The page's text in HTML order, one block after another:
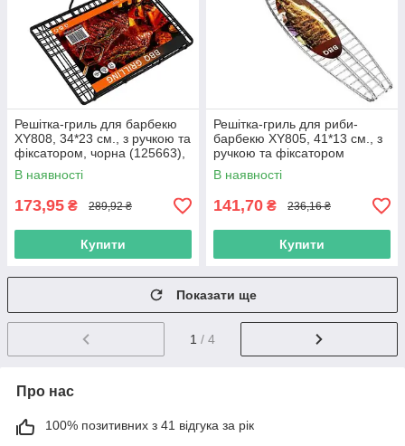
Решітка-гриль для барбекю
XY808, 34*23 см., з ручкою та
фіксатором, чорна (125663),
1/30
В наявності
173,95 ₴ 289,92 ₴
Купити
Решітка-гриль для риби-
барбекю XY805, 41*13 см., з
ручкою та фіксатором
(125638)
В наявності
141,70 ₴ 236,16 ₴
Купити
Показати ще
1 / 4
Про нас
100% позитивних з 41 відгука за рік